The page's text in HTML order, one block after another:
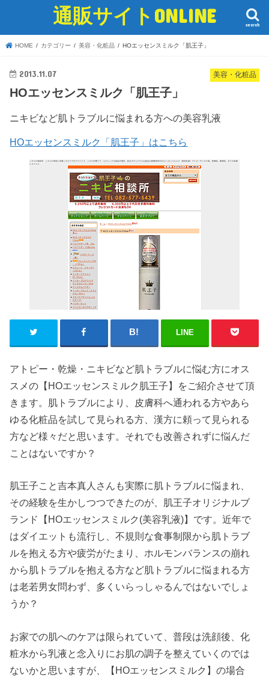
通販サイトONLINE search
HOME カテゴリー 美容・化粧品 HOエッセンスミルク「肌王子」
美容・化粧品
2013.11.07
HOエッセンスミルク「肌王子」
ニキビなど肌トラブルに悩まれる方への美容乳液
HOエッセンスミルク「肌王子」はこちら
LINE
アトピー・乾燥・ニキビなど肌トラブルに悩む方にオス
スメの【HOエッセンスミルク肌王子】をご紹介させて頂
きます。肌トラブルにより、皮膚科へ通われる方やあら
ゆる化粧品を試して見られる方、漢方に頼って見られる
方など様々だと思います。それでも改善されずに悩んだ
ことはないですか？
肌王子こと吉本真人さんも実際に肌トラブルに悩まれ、
その経験を生かしつつできたのが、肌王子オリジナルブ
ランド【HOエッセンスミルク(美容乳液)】です。近年で
はダイエットも流行し、不規則な食事制限から肌トラブ
ルを抱える方や疲労がたまり、ホルモンバランスの崩れ
から肌トラブルを抱える方など肌トラブルに悩まれる方
は老若男女問わず、多くいらっしゃるんではないでしょ
うか？
お家での肌へのケアは限られていて、普段は洗顔後、化
粧水から乳液と念入りにお肌の調子を整えていくのでは
ないかと思いますが、【HOエッセンスミルク】の場合